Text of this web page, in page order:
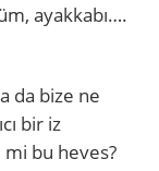
ayakkabı….
da bize ne
bir iz
mi bu heves?